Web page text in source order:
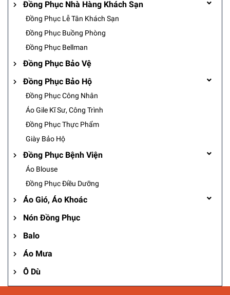
Đồng Phục Nhà Hàng Khách Sạn
Đồng Phục Lễ Tân Khách Sạn
Đồng Phục Buồng Phòng
Đồng Phục Bellman
Đồng Phục Bảo Vệ
Đồng Phục Bảo Hộ
Đồng Phục Công Nhân
Áo Gile Kĩ Sư, Công Trình
Đồng Phục Thực Phẩm
Giày Bảo Hộ
Đồng Phục Bệnh Viện
Áo Blouse
Đồng Phục Điều Dưỡng
Áo Gió, Áo Khoác
Nón Đồng Phục
Balo
Áo Mưa
Ô Dù